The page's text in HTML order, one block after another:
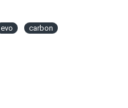
evo
carbon